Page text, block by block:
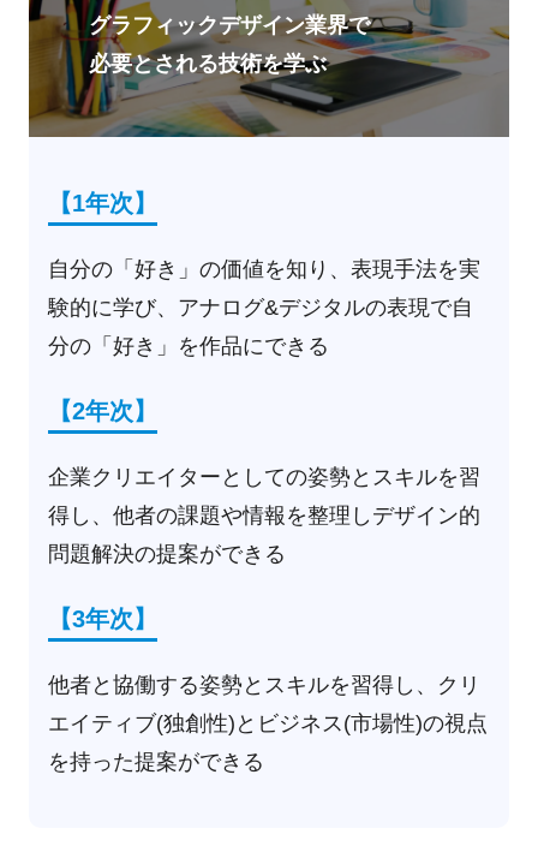
グラフィックデザイン業界で
必要とされる技術を学ぶ
【1年次】
自分の「好き」の価値を知り、表現手法を実
験的に学び、アナログ&デジタルの表現で自
分の「好き」を作品にできる
【2年次】
企業クリエイターとしての姿勢とスキルを習
得し、他者の課題や情報を整理しデザイン的
問題解決の提案ができる
【3年次】
他者と協働する姿勢とスキルを習得し、クリ
エイティブ(独創性)とビジネス(市場性)の視点
を持った提案ができる